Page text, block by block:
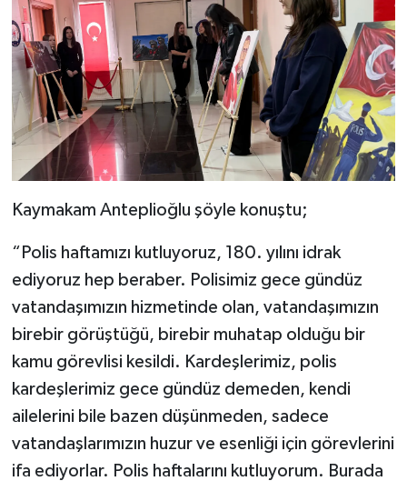
Kaymakam Anteplioğlu şöyle konuştu;
“Polis haftamızı kutluyoruz, 180. yılını idrak
ediyoruz hep beraber. Polisimiz gece gündüz
vatandaşımızın hizmetinde olan, vatandaşımızın
birebir görüştüğü, birebir muhatap olduğu bir
kamu görevlisi kesildi. Kardeşlerimiz, polis
kardeşlerimiz gece gündüz demeden, kendi
ailelerini bile bazen düşünmeden, sadece
vatandaşlarımızın huzur ve esenliği için görevlerini
ifa ediyorlar. Polis haftalarını kutluyorum. Burada